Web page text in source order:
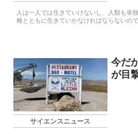
人は一人では生きていけないし、人類も単
種とともに生きていかなければならないの
サイエンスニュース
今だ
が目